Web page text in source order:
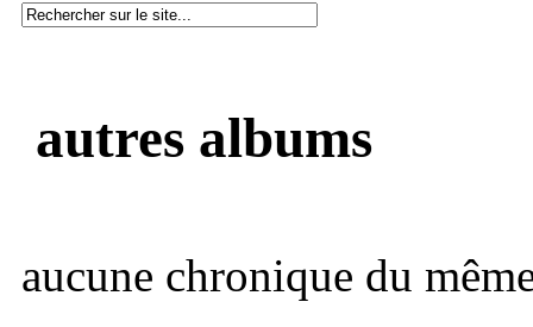
autres albums
aucune chronique du